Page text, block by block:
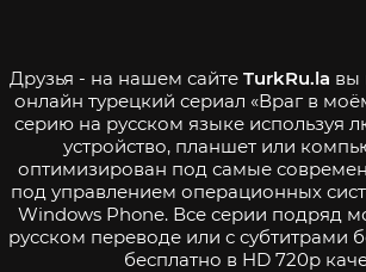
Друзья - на нашем сайте TurkRu.la вы
онлайн турецкий сериал «Враг в
серию на русском языке используя
устройство, планшет или
оптимизирован под самые
под управлением операционных
Windows Phone. Все серии подряд
русском переводе или с субтитрами
бесплатно в HD 720p